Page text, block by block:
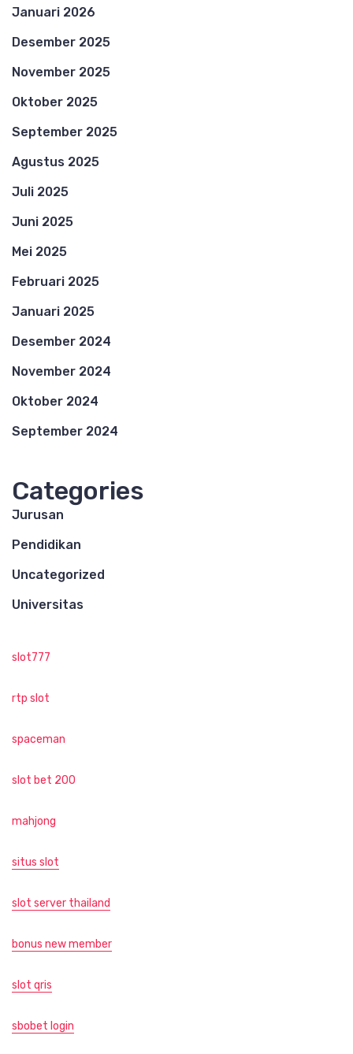
Januari 2026
Desember 2025
November 2025
Oktober 2025
September 2025
Agustus 2025
Juli 2025
Juni 2025
Mei 2025
Februari 2025
Januari 2025
Desember 2024
November 2024
Oktober 2024
September 2024
Categories
Jurusan
Pendidikan
Uncategorized
Universitas
slot777
rtp slot
spaceman
slot bet 200
mahjong
situs slot
slot server thailand
bonus new member
slot qris
sbobet login